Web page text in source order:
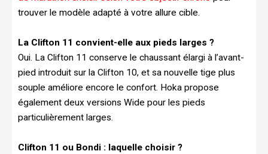
trouver le modèle adapté à votre allure cible.
La Clifton 11 convient-elle aux pieds larges ?
Oui. La Clifton 11 conserve le chaussant élargi à l’avant-
pied introduit sur la Clifton 10, et sa nouvelle tige plus
souple améliore encore le confort. Hoka propose
également deux versions Wide pour les pieds
particulièrement larges.
Clifton 11 ou Bondi : laquelle choisir ?